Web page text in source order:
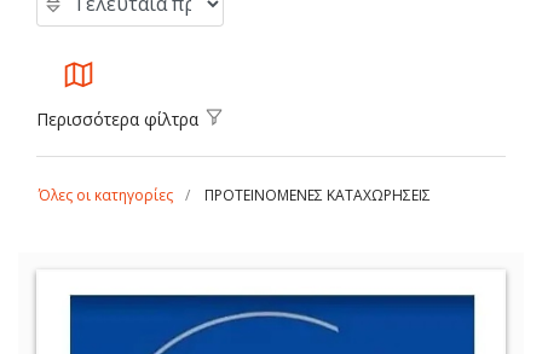
Περισσότερα φίλτρα
Όλες οι κατηγορίες ΠΡΟΤΕΙΝΟΜΕΝΕΣ ΚΑΤΑΧΩΡΗΣΕΙΣ